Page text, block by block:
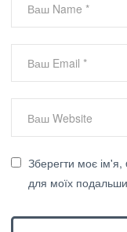
Зберегти моє ім'я,
для моїх